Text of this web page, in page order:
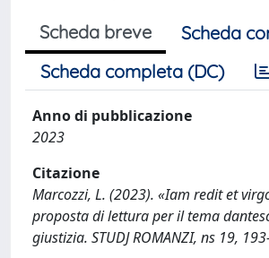
Scheda breve
Scheda
Scheda completa (DC)
Anno di pubblicazione
2023
Citazione
Marcozzi, L. (2023). «Iam redit et
proposta di lettura per il tema
giustizia. STUDJ ROMANZI, ns 19,